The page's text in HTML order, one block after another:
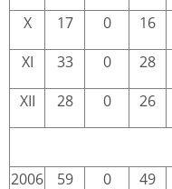
X
17 0 16
XI
33 0 28
XII
28 0 26
2006 59 0 49